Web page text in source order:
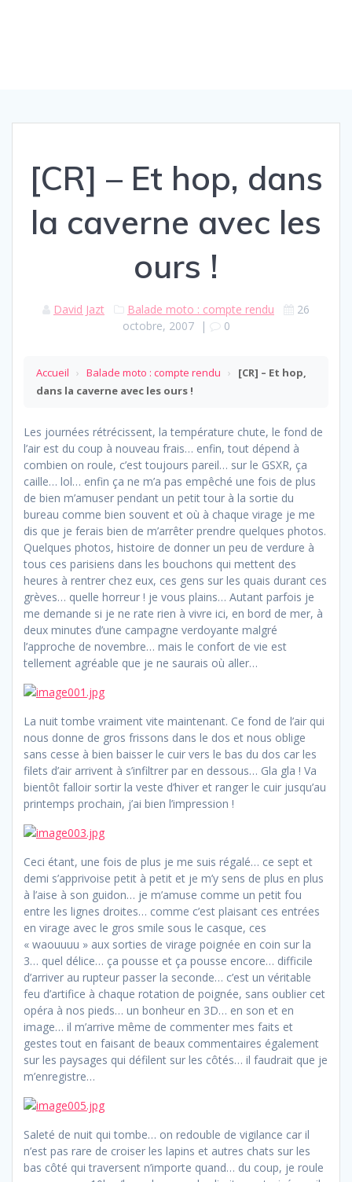
[CR] – Et hop, dans
la caverne avec les
ours !
David Jazt Balade moto : compte rendu
26
octobre, 2007| 0
Accueil › Balade moto : compte rendu ›
[CR] – Et hop,
dans la caverne avec les ours !
Les journées rétrécissent, la température chute, le fond de
l’air est du coup à nouveau frais… enfin, tout dépend à
combien on roule, c’est toujours pareil… sur le GSXR, ça
caille… lol… enfin ça ne m’a pas empêché une fois de plus
de bien m’amuser pendant un petit tour à la sortie du
bureau comme bien souvent et où à chaque virage je me
dis que je ferais bien de m’arrêter prendre quelques photos.
Quelques photos, histoire de donner un peu de verdure à
tous ces parisiens dans les bouchons qui mettent des
heures à rentrer chez eux, ces gens sur les quais durant ces
grèves… quelle horreur ! je vous plains… Autant parfois je
me demande si je ne rate rien à vivre ici, en bord de mer, à
deux minutes d’une campagne verdoyante malgré
l’approche de novembre… mais le confort de vie est
tellement agréable que je ne saurais où aller…
La nuit tombe vraiment vite maintenant. Ce fond de l’air qui
nous donne de gros frissons dans le dos et nous oblige
sans cesse à bien baisser le cuir vers le bas du dos car les
filets d’air arrivent à s’infiltrer par en dessous… Gla gla ! Va
bientôt falloir sortir la veste d’hiver et ranger le cuir jusqu’au
printemps prochain, j’ai bien l’impression !
Ceci étant, une fois de plus je me suis régalé… ce sept et
demi s’apprivoise petit à petit et je m’y sens de plus en plus
à l’aise à son guidon… je m’amuse comme un petit fou
entre les lignes droites… comme c’est plaisant ces entrées
en virage avec le gros smile sous le casque, ces
« waouuuu » aux sorties de virage poignée en coin sur la
3… quel délice… ça pousse et ça pousse encore… difficile
d’arriver au rupteur passer la seconde… c’est un véritable
feu d’artifice à chaque rotation de poignée, sans oublier cet
opéra à nos pieds… un bonheur en 3D… en son et en
image… il m’arrive même de commenter mes faits et
gestes tout en faisant de beaux commentaires également
sur les paysages qui défilent sur les côtés… il faudrait que je
m’enregistre…
Saleté de nuit qui tombe… on redouble de vigilance car il
n’est pas rare de croiser les lapins et autres chats sur les
bas côté qui traversent n’importe quand… du coup, je roule